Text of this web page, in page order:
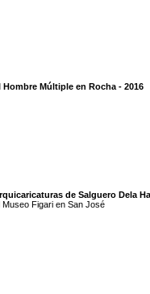
Hombre Múltiple en Rocha - 2016
de Salguero Dela
Museo Figari en San José